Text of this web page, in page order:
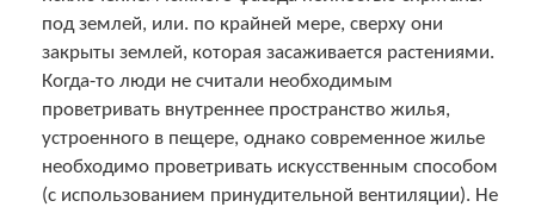
под землей, или. по крайней мере, сверху они
закрыты землей, которая засаживается растениями.
Когда-то люди не считали необходимым
проветривать внутреннее пространство жилья,
устроенного в пещере, однако современное жилье
необходимо проветривать искусственным способом
(с использованием принудительной вентиляции). Не